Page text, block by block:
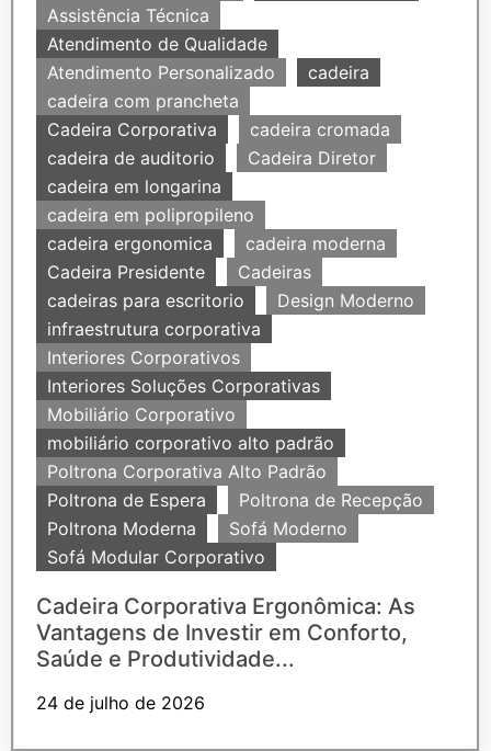
Assistência Técnica
Atendimento de Qualidade
Atendimento Personalizado
cadeira
cadeira com prancheta
Cadeira Corporativa
cadeira cromada
cadeira de auditorio
Cadeira Diretor
cadeira em longarina
cadeira em polipropileno
cadeira ergonomica
cadeira moderna
Cadeira Presidente
Cadeiras
cadeiras para escritorio
Design Moderno
infraestrutura corporativa
Interiores Corporativos
Interiores Soluções Corporativas
Mobiliário Corporativo
mobiliário corporativo alto padrão
Poltrona Corporativa Alto Padrão
Poltrona de Espera
Poltrona de Recepção
Poltrona Moderna
Sofá Moderno
Sofá Modular Corporativo
Cadeira Corporativa Ergonômica: As
Vantagens de Investir em Conforto,
Saúde e Produtividade...
24 de julho de 2026